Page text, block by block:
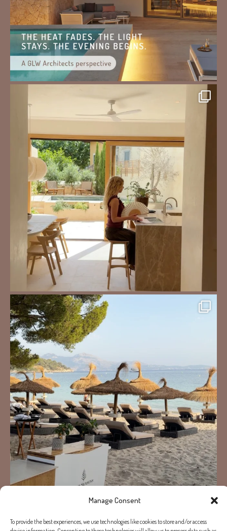
Manage Consent
To provide the best experiences, we use technologies like cookies to store and/or access
Mehr laden... Auf Instagram folgen